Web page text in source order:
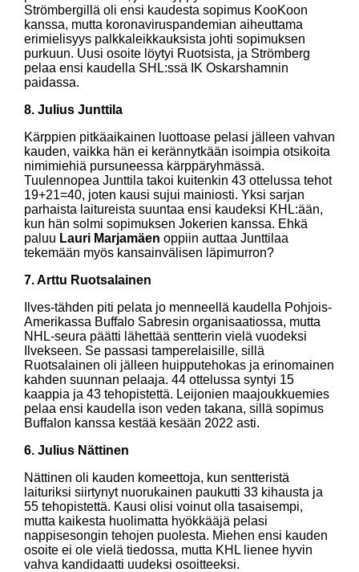
Strömbergillä oli ensi kaudesta sopimus KooKoon
kanssa, mutta koronaviruspandemian aiheuttama
erimielisyys palkkaleikkauksista johti sopimuksen
purkuun. Uusi osoite löytyi Ruotsista, ja Strömberg
pelaa ensi kaudella SHL:ssä IK Oskarshamnin
paidassa.
8. Julius Junttila
Kärppien pitkäaikainen luottoase pelasi jälleen vahvan
kauden, vaikka hän ei kerännytkään isoimpia otsikoita
nimimiehiä pursuneessa kärppäryhmässä.
Tuulennopea Junttila takoi kuitenkin 43 ottelussa tehot
19+21=40, joten kausi sujui mainiosti. Yksi sarjan
parhaista laitureista suuntaa ensi kaudeksi KHL:ään,
kun hän solmi sopimuksen Jokerien kanssa. Ehkä
paluu Lauri Marjamäen oppiin auttaa Junttilaa
tekemään myös kansainvälisen läpimurron?
7. Arttu Ruotsalainen
Ilves-tähden piti pelata jo menneellä kaudella Pohjois-
Amerikassa Buffalo Sabresin organisaatiossa, mutta
NHL-seura päätti lähettää sentterin vielä vuodeksi
Ilvekseen. Se passasi tamperelaisille, sillä
Ruotsalainen oli jälleen huipputehokas ja erinomainen
kahden suunnan pelaaja. 44 ottelussa syntyi 15
kaappia ja 43 tehopistettä. Leijonien maajoukkuemies
pelaa ensi kaudella ison veden takana, sillä sopimus
Buffalon kanssa kestää kesään 2022 asti.
6. Julius Nättinen
Nättinen oli kauden komeettoja, kun sentteristä
laituriksi siirtynyt nuorukainen paukutti 33 kihausta ja
55 tehopistettä. Kausi olisi voinut olla tasaisempi,
mutta kaikesta huolimatta hyökkääjä pelasi
nappisesongin tehojen puolesta. Miehen ensi kauden
osoite ei ole vielä tiedossa, mutta KHL lienee hyvin
vahva kandidaatti uudeksi osoitteeksi.